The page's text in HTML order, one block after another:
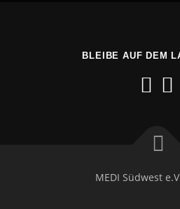
BLEIBE AUF DEM
MEDI Südwest